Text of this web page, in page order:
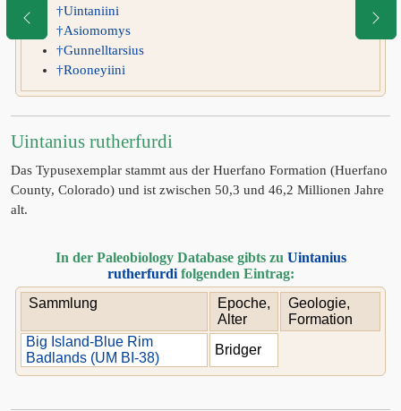
†Uintaniini
†Asiomomys
†Gunnelltarsius
†Rooneyiini
Uintanius rutherfurdi
Das Typusexemplar stammt aus der Huerfano Formation (Huerfano
County, Colorado) und ist zwischen 50,3 und 46,2 Millionen Jahre
alt.
In der Paleobiology Database gibts zu Uintanius
rutherfurdifolgenden Eintrag:
Sammlung
Epoche,
Alter
Geologie,
Formation
Big Island-Blue Rim
Badlands (UM BI-38)
Bridger